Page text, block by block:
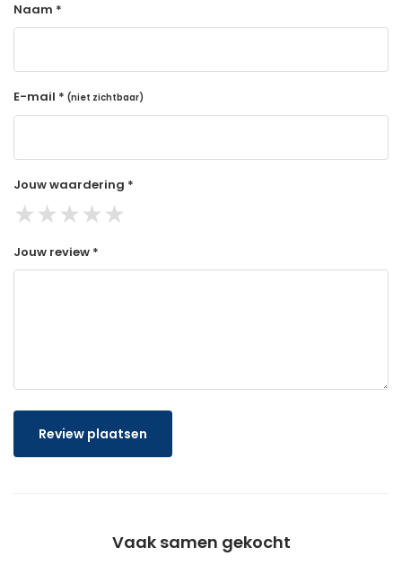
Naam *
E-mail * (niet zichtbaar)
Jouw waardering *
★★★★★
Jouw review *
Review plaatsen
Vaak samen gekocht